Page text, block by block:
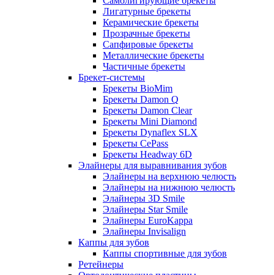
Лигатурные брекеты
Керамические брекеты
Прозрачные брекеты
Сапфировые брекеты
Металлические брекеты
Частичные брекеты
Брекет-системы
Брекеты BioMim
Брекеты Damon Q
Брекеты Damon Clear
Брекеты Mini Diamond
Брекеты Dynaflex SLX
Брекеты CePass
Брекеты Headway 6D
Элайнеры для выравнивания зубов
Элайнеры на верхнюю челюсть
Элайнеры на нижнюю челюсть
Элайнеры 3D Smile
Элайнеры Star Smile
Элайнеры EuroKappa
Элайнеры Invisalign
Каппы для зубов
Каппы спортивные для зубов
Ретейнеры